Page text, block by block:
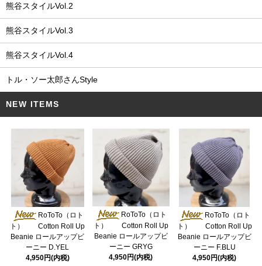
熊谷スタイルVol.2
熊谷スタイルVol.3
熊谷スタイルVol.4
トル・ソー太郎さんStyle
NEW ITEMS
RoToTo（ロト
ト） Cotton Roll Up
Beanie ロールアップビ
ーニー D.YEL
4,950円(内税)
RoToTo（ロト
ト） Cotton Roll Up
Beanie ロールアップビ
ーニー GRYG
4,950円(内税)
RoToTo（ロト
ト） Cotton Roll Up
Beanie ロールアップビ
ーニー F.BLU
4,950円(内税)